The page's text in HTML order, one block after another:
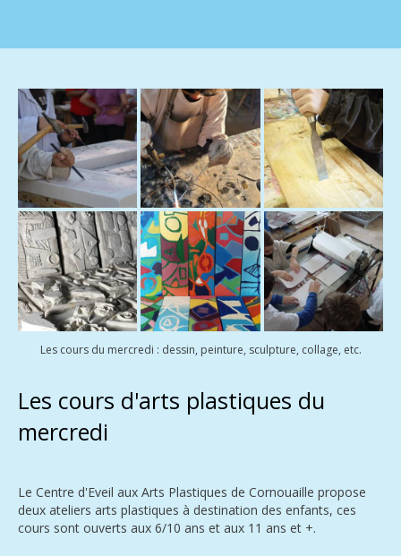
Les cours du mercredi : dessin, peinture, sculpture, collage, etc.
Les cours d'arts plastiques du
mercredi
Le Centre d'Eveil aux Arts Plastiques de Cornouaille propose
deux ateliers arts plastiques à destination des enfants, ces
cours sont ouverts aux 6/10 ans et aux 11 ans et +.